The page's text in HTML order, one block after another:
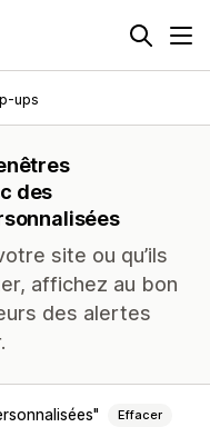
ups
des
site ou qu’ils
affichez au bon
des alertes
Effacer